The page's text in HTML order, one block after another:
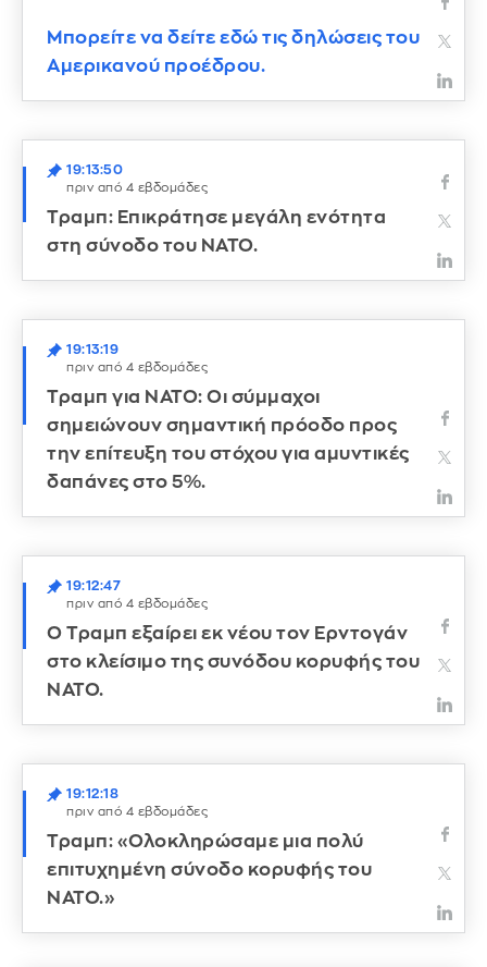
Μπορείτε να δείτε εδώ τις δηλώσεις του
Αμερικανού προέδρου.
19:13:50
πριν από 4 εβδομάδες
Τραμπ: Επικράτησε μεγάλη ενότητα
στη σύνοδο του ΝΑΤΟ.
19:13:19
πριν από 4 εβδομάδες
Τραμπ για ΝΑΤΟ: Οι σύμμαχοι
σημειώνουν σημαντική πρόοδο προς
την επίτευξη του στόχου για αμυντικές
δαπάνες στο 5%.
19:12:47
πριν από 4 εβδομάδες
Ο Τραμπ εξαίρει εκ νέου τον Ερντογάν
στο κλείσιμο της συνόδου κορυφής του
ΝΑΤΟ.
19:12:18
πριν από 4 εβδομάδες
Τραμπ: «Ολοκληρώσαμε μια πολύ
επιτυχημένη σύνοδο κορυφής του
ΝΑΤΟ.»